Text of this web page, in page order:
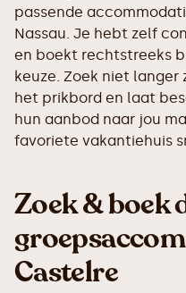
passende
Nassau. Je hebt zelf
en boekt rechtstreeks
keuze. Zoek niet
het prikbord en laat
hun aanbod naar jou
favoriete vakantiehuis
Zoek & boek
Castelre